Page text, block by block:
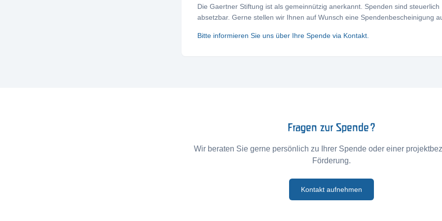
Die Gaertner Stiftung ist als gemeinnützig anerkannt. Spenden sind steuerlich
absetzbar. Gerne stellen wir Ihnen auf Wunsch eine Spendenbescheinigung
Bitte informieren Sie uns über Ihre Spende via Kontakt.
Fragen zur Spende?
Wir beraten Sie gerne persönlich zu Ihrer Spende oder einer
Förderung.
Kontakt aufnehmen